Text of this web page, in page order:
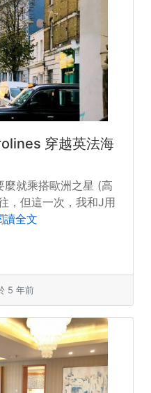
穿越英法海
麼就乘搭歐洲之星 (高
，但這一次，我和J用
讀全文
5 年前